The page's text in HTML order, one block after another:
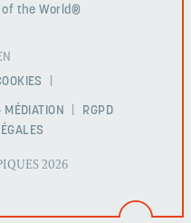
of the World®
RGPD
2026